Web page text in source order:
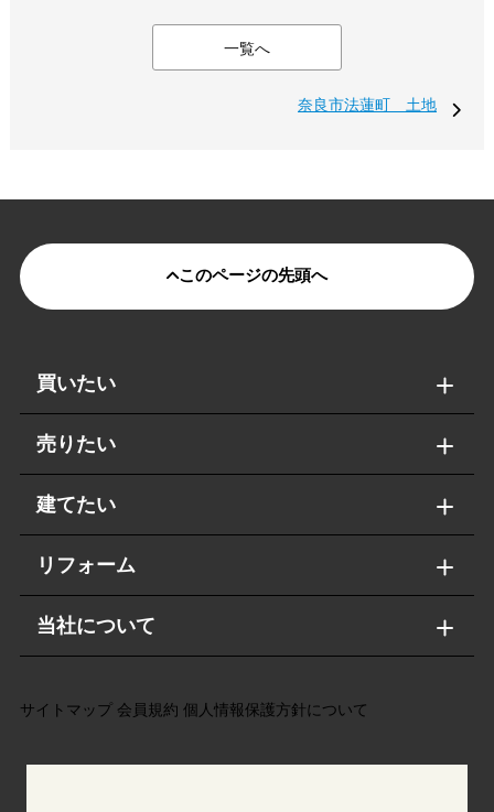
一覧へ
奈良市法蓮町 土地
このページの先頭へ
買いたい
売りたい
建てたい
リフォーム
当社について
サイトマップ 会員規約 個人情報保護方針について